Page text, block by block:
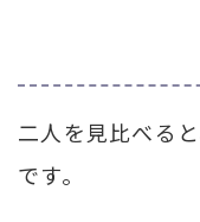
二人を見比べる
です。